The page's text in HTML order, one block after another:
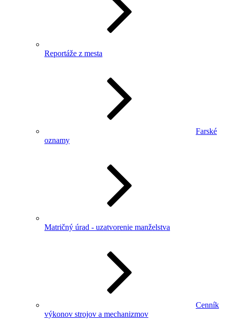
Reportáže z mesta
Farské
oznamy
Matričný úrad - uzatvorenie manželstva
Cenník
výkonov strojov a mechanizmov